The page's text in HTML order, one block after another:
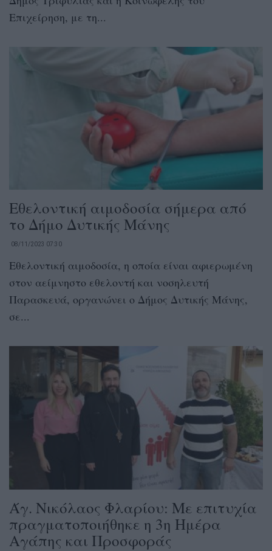
Επιχείρηση, με τη...
Εθελοντική αιμοδοσία σήμερα από
το Δήμο Δυτικής Μάνης
08/11/2023 07:30
Εθελοντική αιμοδοσία, η οποία είναι αφιερωμένη
στον αείμνηστο εθελοντή και νοσηλευτή
Παρασκευά, οργανώνει ο Δήμος Δυτικής Μάνης,
σε...
Άγ. Νικόλαος Φλαρίου: Με επιτυχία
πραγματοποιήθηκε η 3η Ημέρα
Αγάπης και Προσφοράς